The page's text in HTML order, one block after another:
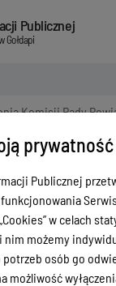
Starostwo
Publicznej
Gołdapi
Komisji Rady
w Gołdapi
prywatność
Publicznej
w celach
nim możemy
osób go
możliwość